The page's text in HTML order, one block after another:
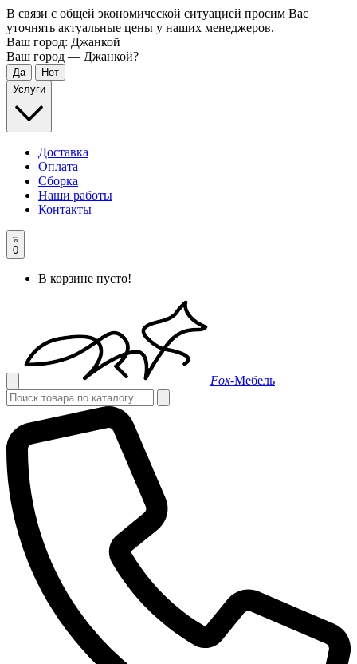
В связи с общей экономической ситуацией просим Вас
уточнять актуальные цены у наших менеджеров.
Ваш город: Джанкой
Ваш город — Джанкой?
Услуги
Доставка
Оплата
Сборка
Наши работы
Контакты
0
В корзине пусто!
Fox-Мебель